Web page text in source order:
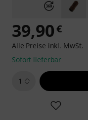
39,90€
Alle Preise inkl. MwSt.
Sofort lieferbar
1